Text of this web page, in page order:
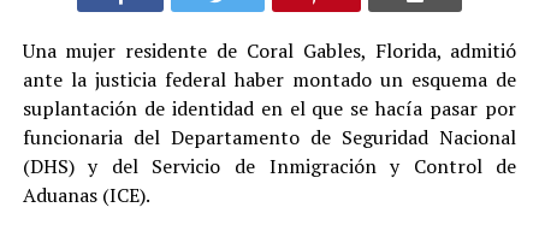
Una mujer residente de Coral Gables, Florida, admitió
ante la justicia federal haber montado un esquema de
suplantación de identidad en el que se hacía pasar por
funcionaria del Departamento de Seguridad Nacional
(DHS) y del Servicio de Inmigración y Control de
Aduanas (ICE).